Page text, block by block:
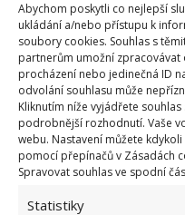
Abychom poskytli co nejlepší
ukládání a/nebo přístupu k
soubory cookies. Souhlas s
partnerům umožní
procházení nebo jedinečná ID
odvolání souhlasu může
Kliknutím níže vyjádřete
podrobnější rozhodnutí. Vaše
webu. Nastavení můžete
pomocí přepínačů v Zásadách
Spravovat souhlas ve spodní
Statistiky
OBLÍBENÉ ČLÁNKY
Pokuta až 10
nesekání
1.6.2026